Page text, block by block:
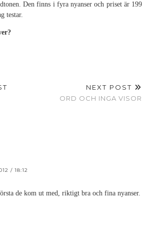
Den finns i fyra nyanser och priset är 199
testar.
NEXT POST
ORD OCH INGA VISOR
/ 18:12
de kom ut med, riktigt bra och fina nyanser.